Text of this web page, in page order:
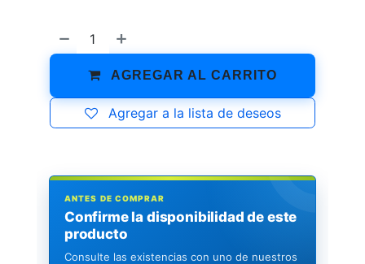
AGREGAR AL CARRITO
Agregar a la lista de deseos
ANTES DE COMPRAR
Confirme la disponibilidad de este
producto
Consulte las existencias con uno de nuestros